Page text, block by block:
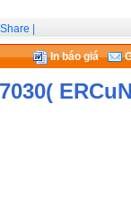
Share
In báo giá